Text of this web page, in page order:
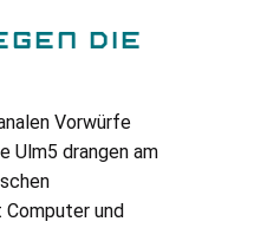
DIE
Vorwürfe
Ulm5 drangen am
und